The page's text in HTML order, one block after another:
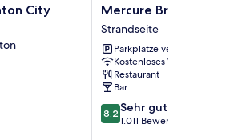
City
Mercure
Brighton
Seafront
Hotel
Strandseite
Mercure Brighton
Strandseite
Parkplätze verfügbar
Kostenloses WLAN
Restaurant
Bar
8.2
von
8,2 Sehr gut
1.011 Bewertungen